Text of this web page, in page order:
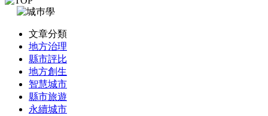
文章分類
地方治理
縣市評比
地方創生
智慧城市
縣市旅遊
永續城市